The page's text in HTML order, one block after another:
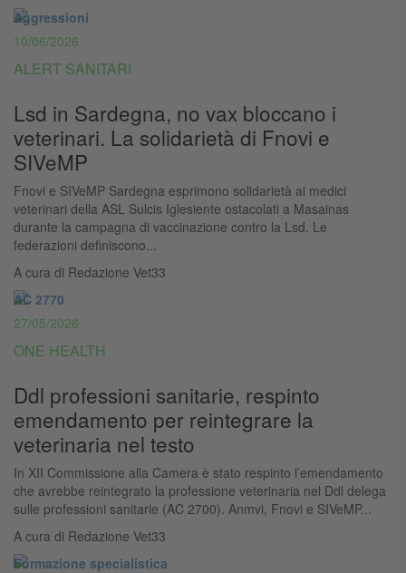
Aggressioni
10/06/2026
ALERT SANITARI
Lsd in Sardegna, no vax bloccano i
veterinari. La solidarietà di Fnovi e
SIVeMP
Fnovi e SIVeMP Sardegna esprimono solidarietà ai medici
veterinari della ASL Sulcis Iglesiente ostacolati a Masainas
durante la campagna di vaccinazione contro la Lsd. Le
federazioni definiscono...
A cura di Redazione Vet33
AC 2770
27/05/2026
ONE HEALTH
Ddl professioni sanitarie, respinto
emendamento per reintegrare la
veterinaria nel testo
In XII Commissione alla Camera è stato respinto l’emendamento
che avrebbe reintegrato la professione veterinaria nel Ddl delega
sulle professioni sanitarie (AC 2700). Anmvi, Fnovi e SIVeMP...
A cura di Redazione Vet33
Formazione specialistica